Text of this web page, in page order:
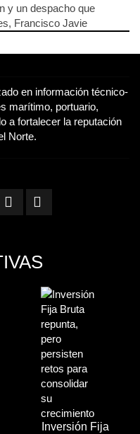
y un despacho que
Francisco Javie
en información técnico-
marítimo, portuario,
a fortalecer la reputación
Norte.
Inversión Fija